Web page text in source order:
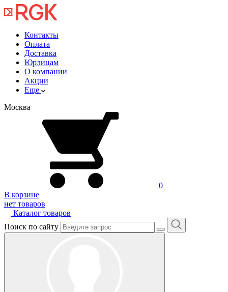
Контакты
Оплата
Доставка
Юрлицам
О компании
Акции
Еще
Москва
0
В корзине
нет товаров
Каталог товаров
Поиск по сайту